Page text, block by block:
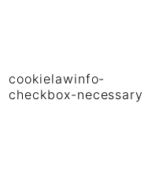
cookielawinfo-
checkbox-necessary